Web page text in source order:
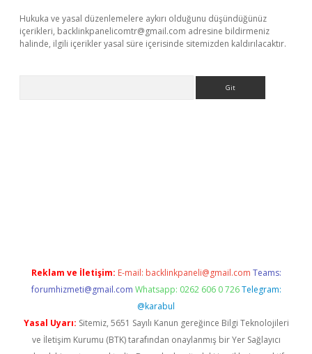
Hukuka ve yasal düzenlemelere aykırı olduğunu düşündüğünüz
içerikleri, backlinkpanelicomtr@gmail.com adresine bildirmeniz
halinde, ilgili içerikler yasal süre içerisinde sitemizden kaldırılacaktır.
Reklam ve İletişim: E-mail: backlinkpaneli@gmail.com Teams:
forumhizmeti@gmail.com Whatsapp: 0262 606 0 726 Telegram:
@karabul
Yasal Uyarı: Sitemiz, 5651 Sayılı Kanun gereğince Bilgi Teknolojileri
ve İletişim Kurumu (BTK) tarafından onaylanmış bir Yer Sağlayıcı